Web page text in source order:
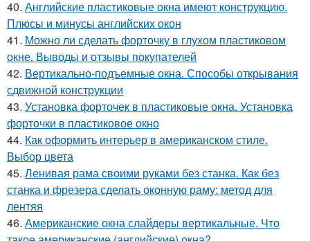
40. Английские пластиковые окна имеют конструкцию.
Плюсы и минусы английских окон
41. Можно ли сделать форточку в глухом пластиковом
окне. Выводы и отзывы покупателей
42. Вертикально-подъемные окна. Способы открывания
сдвижной конструкции
43. Установка форточек в пластиковые окна. Установка
форточки в пластиковое окно
44. Как оформить интерьер в американском стиле.
Выбор цвета
45. Ленивая рама своими руками без станка. Как без
станка и фрезера сделать оконную раму: метод для
лентяя
46. Американские окна слайдеры вертикальные. Что